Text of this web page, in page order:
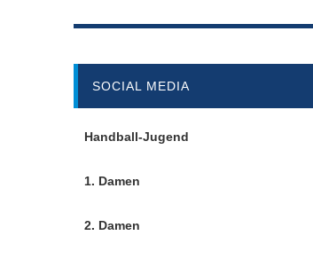
SOCIAL MEDIA
Handball-Jugend
1. Damen
2. Damen